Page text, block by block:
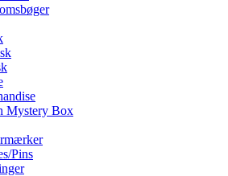
Mystery Box
Pins